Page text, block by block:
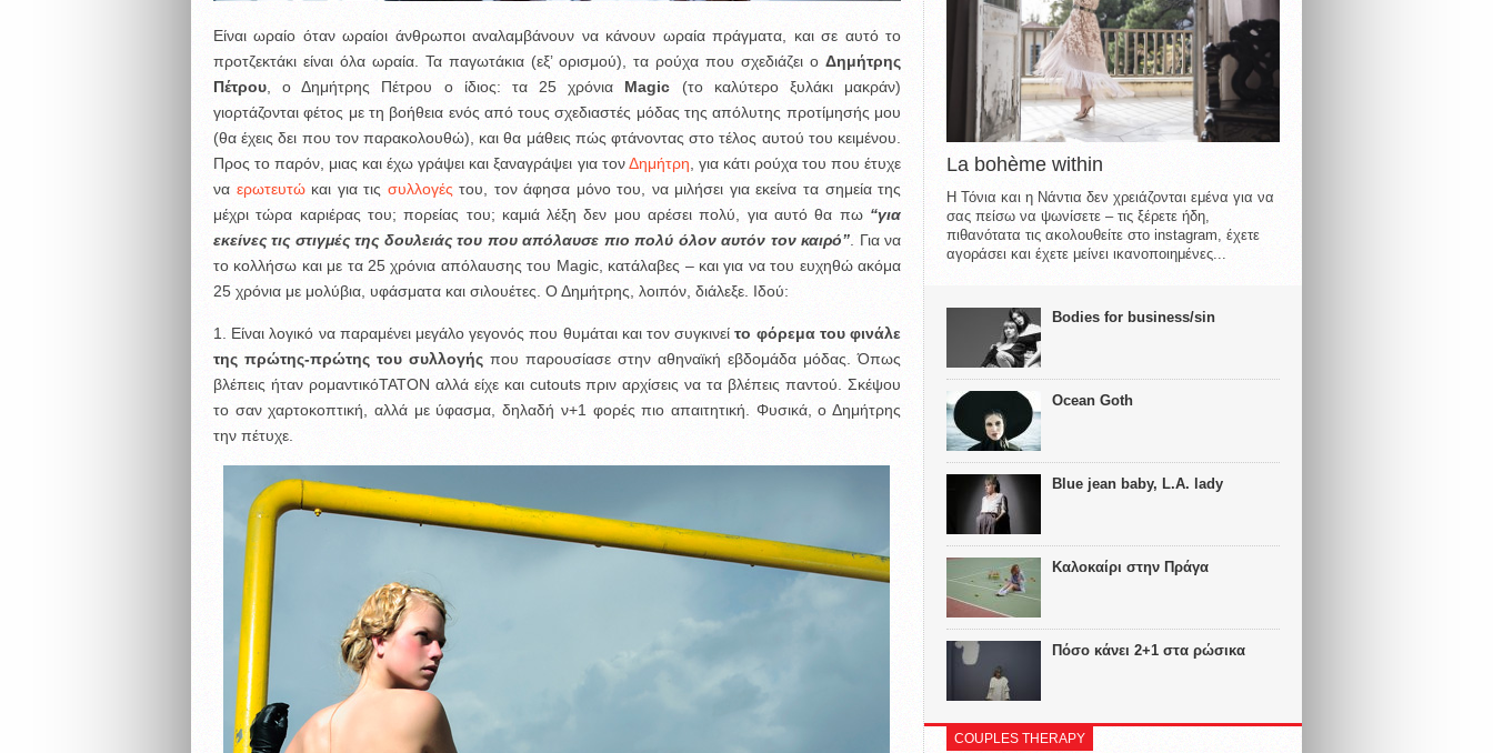
Είναι ωραίο όταν ωραίοι άνθρωποι αναλαμβάνουν να κάνουν ωραία πράγματα, και σε αυτό το
προτζεκτάκι είναι όλα ωραία. Τα παγωτάκια (εξ’ ορισμού), τα ρούχα που σχεδιάζει οΔημήτρης
Πέτρου, ο Δημήτρης Πέτρου ο ίδιος: τα 25 χρόνια Magic (το καλύτερο ξυλάκι μακράν)
γιορτάζονται φέτος με τη βοήθεια ενός από τους σχεδιαστές μόδας της απόλυτης προτίμησής μου
(θα έχεις δει που τον παρακολουθώ), και θα μάθεις πώς φτάνοντας στο τέλος αυτού του κειμένου.
Προς το παρόν, μιας και έχω γράψει και ξαναγράψει για τονΔημήτρη, για κάτι ρούχα του που έτυχε
να ερωτευτώκαι για τις συλλογές του, τον άφησα μόνο του, να μιλήσει για εκείνα τα σημεία της
μέχρι τώρα καριέρας του; πορείας του; καμιά λέξη δεν μου αρέσει πολύ, για αυτό θα πω “για
εκείνες τις στιγμές της δουλειάς του που απόλαυσε πιο πολύ όλον αυτόν τον καιρό”. Για να
το κολλήσω και με τα 25 χρόνια απόλαυσης του Magic, κατάλαβες – και για να του ευχηθώ ακόμα
25 χρόνια με μολύβια, υφάσματα και σιλουέτες. Ο Δημήτρης, λοιπόν, διάλεξε. Ιδού:
1. Είναι λογικό να παραμένει μεγάλο γεγονός που θυμάται και τον συγκινείτο φόρεμα του φινάλε
της πρώτης-πρώτης του συλλογήςπου παρουσίασε στην αθηναϊκή εβδομάδα μόδας. Όπως
βλέπεις ήταν ρομαντικόΤΑΤΟΝ αλλά είχε και cutouts πριν αρχίσεις να τα βλέπεις παντού. Σκέψου
το σαν χαρτοκοπτική, αλλά με ύφασμα, δηλαδή ν+1 φορές πιο απαιτητική. Φυσικά, ο Δημήτρης
την πέτυχε.
La bohème within
Η Τόνια και η Νάντια δεν χρειάζονται εμένα για να
σας πείσω να ψωνίσετε – τις ξέρετε ήδη,
πιθανότατα τις ακολουθείτε στο instagram, έχετε
αγοράσει και έχετε μείνει ικανοποιημένες...
Bodies for business/sin
Ocean Goth
Blue jean baby, L.A. lady
Καλοκαίρι στην Πράγα
Πόσο κάνει 2+1 στα ρώσικα
COUPLES THERAPY